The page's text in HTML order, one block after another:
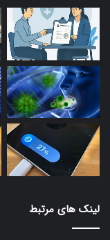
لینک های مرتبط